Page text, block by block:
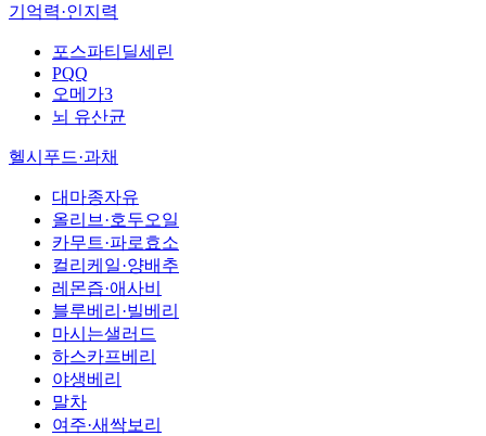
기억력·인지력
포스파티딜세린
PQQ
오메가3
뇌 유산균
헬시푸드·과채
대마종자유
올리브·호두오일
카무트·파로효소
컬리케일·양배추
레몬즙·애사비
블루베리·빌베리
마시는샐러드
하스카프베리
야생베리
말차
여주·새싹보리